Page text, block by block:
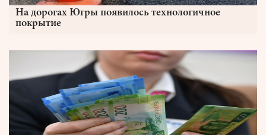
На дорогах Югры появилось технологичное
покрытие